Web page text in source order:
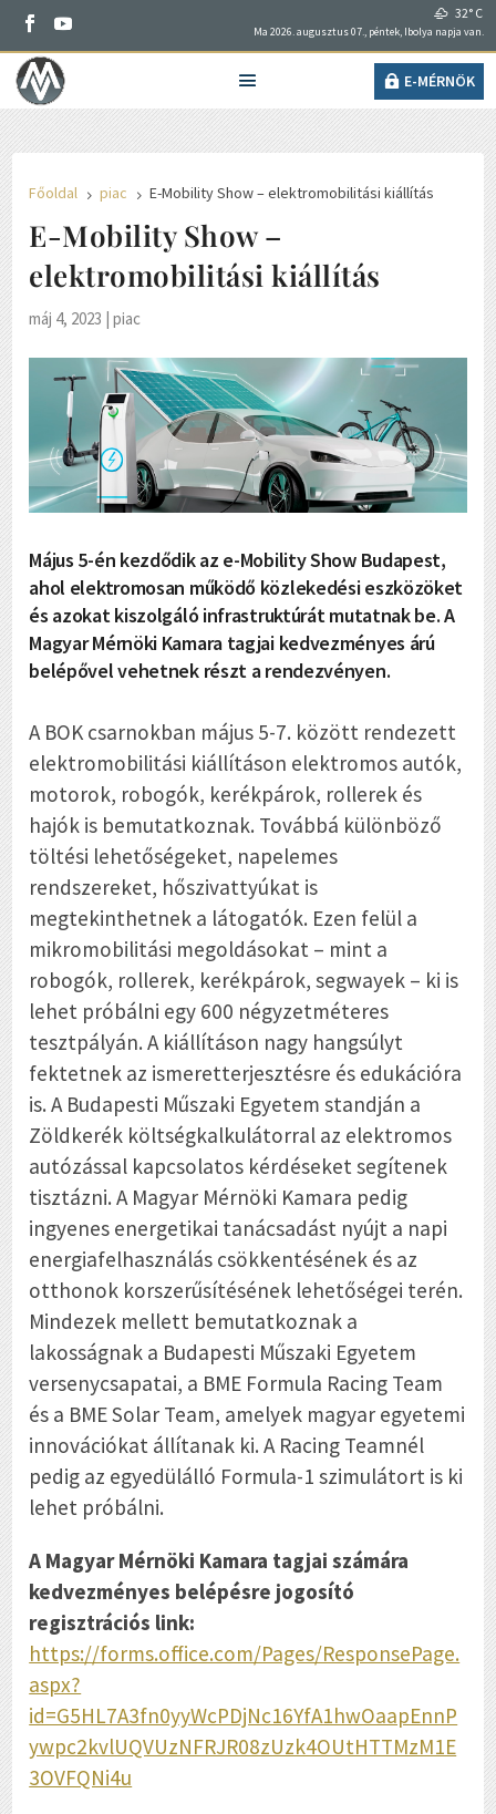
32° C
Ma 2026. augusztus 07., péntek, Ibolya napja van.
E-MÉRNÖK
Főoldal 5 piac 5 E-Mobility Show – elektromobilitási kiállítás
E-Mobility Show –
elektromobilitási kiállítás
máj 4, 2023 |piac
Május 5-én kezdődik az e-Mobility Show Budapest,
ahol elektromosan működő közlekedési eszközöket
és azokat kiszolgáló infrastruktúrát mutatnak be. A
Magyar Mérnöki Kamara tagjai kedvezményes árú
belépővel vehetnek részt a rendezvényen.
A BOK csarnokban május 5-7. között rendezett
elektromobilitási kiállításon elektromos autók,
motorok, robogók, kerékpárok, rollerek és
hajók is bemutatkoznak. Továbbá különböző
töltési lehetőségeket, napelemes
rendszereket, hőszivattyúkat is
megtekinthetnek a látogatók. Ezen felül a
mikromobilitási megoldásokat – mint a
robogók, rollerek, kerékpárok, segwayek – ki is
lehet próbálni egy 600 négyzetméteres
tesztpályán. A kiállításon nagy hangsúlyt
fektetnek az ismeretterjesztésre és edukációra
is. A Budapesti Műszaki Egyetem standján a
Zöldkerék költségkalkulátorral az elektromos
autózással kapcsolatos kérdéseket segítenek
tisztázni. A Magyar Mérnöki Kamara pedig
ingyenes energetikai tanácsadást nyújt a napi
energiafelhasználás csökkentésének és az
otthonok korszerűsítésének lehetőségei terén.
Mindezek mellett bemutatkoznak a
lakosságnak a Budapesti Műszaki Egyetem
versenycsapatai, a BME Formula Racing Team
és a BME Solar Team, amelyek magyar egyetemi
innovációkat állítanak ki. A Racing Teamnél
pedig az egyedülálló Formula-1 szimulátort is ki
lehet próbálni.
A Magyar Mérnöki Kamara tagjai számára
kedvezményes belépésre jogosító
regisztrációs link:
https://forms.office.com/Pages/ResponsePage.
aspx?
id=G5HL7A3fn0yyWcPDjNc16YfA1hwOaapEnnP
ywpc2kvlUQVUzNFRJR08zUzk4OUtHTTMzM1E
3OVFQNi4u